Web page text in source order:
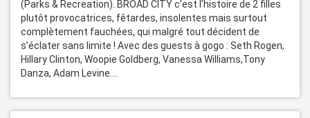
(Parks & Recreation). BROAD CITY c’est l’histoire de 2 filles
plutôt provocatrices, fêtardes, insolentes mais surtout
complètement fauchées, qui malgré tout décident de
s’éclater sans limite ! Avec des guests à gogo : Seth Rogen,
Hillary Clinton, Woopie Goldberg, Vanessa Williams,Tony
Danza, Adam Levine….